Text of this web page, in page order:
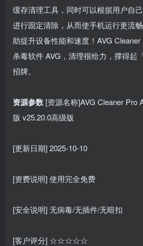
缓存清理工具，同时可以根据用户自
进行固定清除，从而使手机运行更流
助提升设备性能和速度！AVG
杀毒软件 AVG，清理很给力，撑得起
招牌。
资源参数 [资源名称]AVG Cleaner Pro
版 v25.20.0高级版
[更新日期] 2025-10-10
[资费说明] 使用完全免费
[安全说明] 无病毒/无插件/无暗扣
[客户评分] ☆☆☆☆☆